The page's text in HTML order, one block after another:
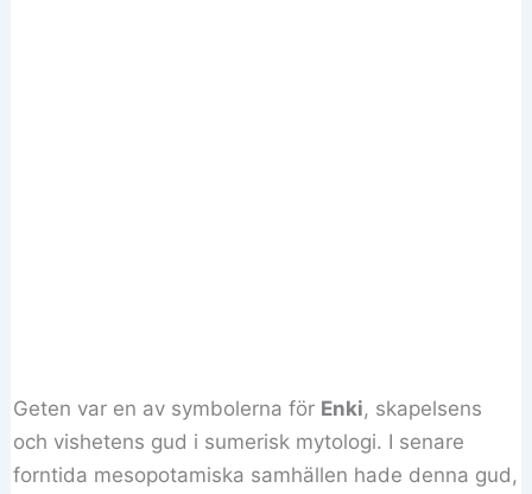
Geten var en av symbolerna för Enki, skapelsens
och vishetens gud i sumerisk mytologi. I senare
forntida mesopotamiska samhällen hade denna gud,